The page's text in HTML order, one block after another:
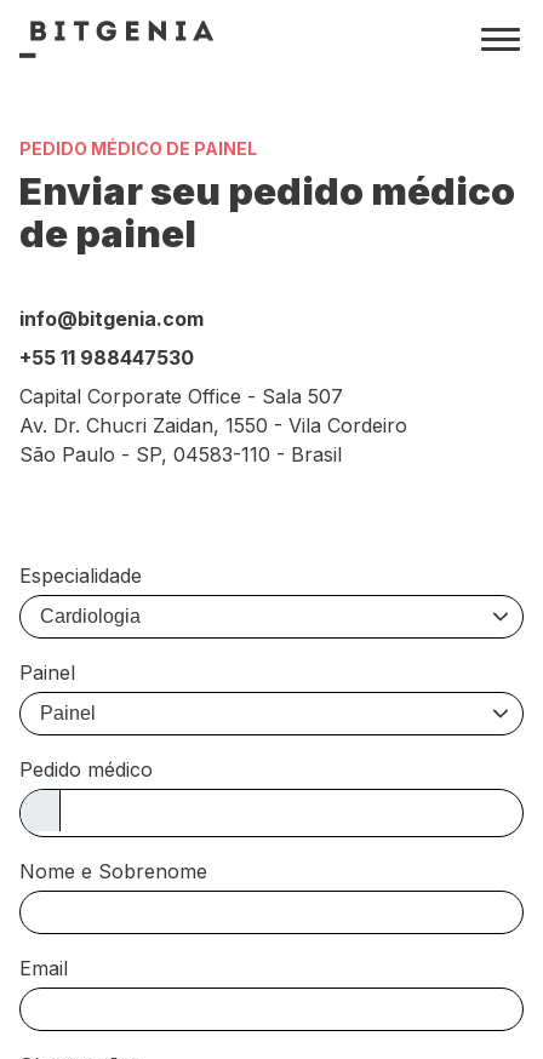
PEDIDO MÉDICO DE PAINEL
Enviar seu pedido médico
de painel
info@bitgenia.com
+55 11 988447530
Capital Corporate Office - Sala 507
Av. Dr. Chucri Zaidan, 1550 - Vila Cordeiro
São Paulo - SP, 04583-110 - Brasil
Especialidade
Painel
Pedido médico
Nome e Sobrenome
Email